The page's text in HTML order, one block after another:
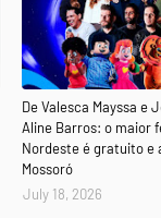
De Valesca Mayssa e
Aline Barros: o maior
Nordeste é gratuito e
Mossoró
July 18, 2026